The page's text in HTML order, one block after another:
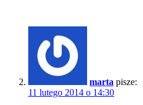
marta pisze:
11 lutego 2014 o 14:30